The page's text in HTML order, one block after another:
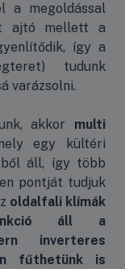
a megoldással
ajtó mellett a
így a
tudunk
varázsolni.
akkor multi
egy kültéri
áll, így több
pontját tudjuk
oldalfali klímák
áll a
inverteres
fűthetünk is